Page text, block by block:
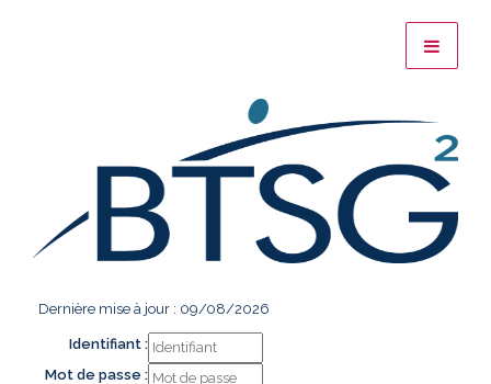
Dernière mise à jour : 09/08/2026
Identifiant :
Mot de passe :